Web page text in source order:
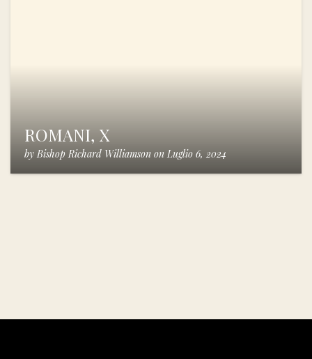
ROMANI, X
by Bishop Richard Williamson on Luglio 6, 2024